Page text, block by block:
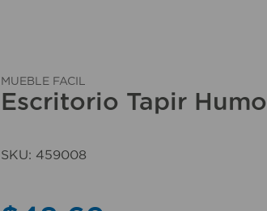
MUEBLE FACIL
Escritorio Tapir Humo
SKU: 459008